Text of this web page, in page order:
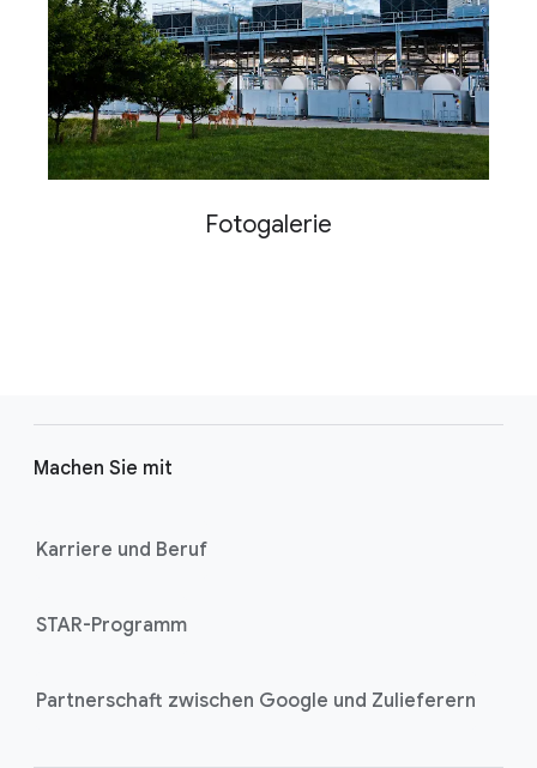
Fotogalerie
Machen Sie mit
Karriere und Beruf
STAR-Programm
Partnerschaft zwischen Google und Zulieferern